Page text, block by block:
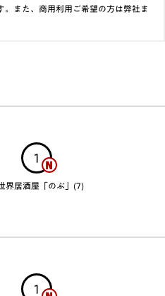
。また、商用利用ご希望の方は弊社ま
1
界居酒屋「のぶ」(7)
1